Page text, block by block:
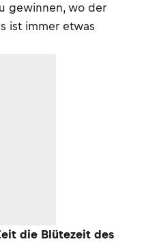
gewinnen, wo der
ist immer etwas
die Blütezeit des